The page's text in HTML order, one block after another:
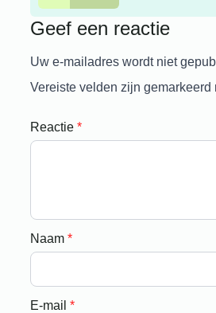
Geef een reactie
Uw e-mailadres wordt niet
Vereiste velden zijn gemarkeerd
Reactie *
Naam *
E-mail *